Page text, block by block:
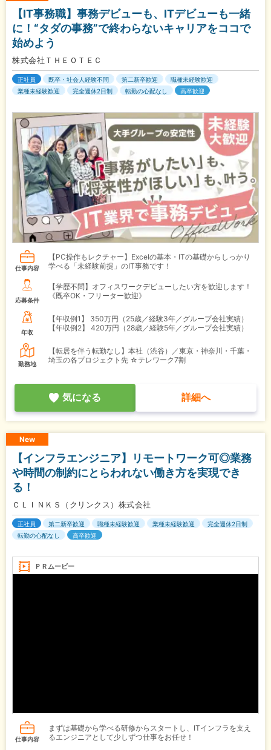
【IT事務職】事務デビューも、ITデビューも一緒
に！“タダの事務”で終わらないキャリアをココで
始めよう
株式会社ＴＨＥＯＴＥＣ
正社員 既卒・社会人経験不問 第二新卒歓迎
職種未経験歓迎
業種未経験歓迎
完全週休2日制 転勤の心配なし 高卒歓迎
仕事内容
【PC操作もレクチャー】Excelの基本・ITの基礎からしっかり
学べる「未経験前提」のIT事務です！
応募条件
【学歴不問】オフィスワークデビューしたい方を歓迎します！
《既卒OK・フリーター歓迎》
年収
【年収例1】
350万円（25歳／経験3年／グループ会社実績）
【年収例2】
420万円（28歳／経験5年／グループ会社実績）
勤務地
【転居を伴う転勤なし】本社（渋谷）／東京・神奈川・千葉・
埼玉の各プロジェクト先 ☆テレワーク7割
気になる 詳細へ
New
【インフラエンジニア】リモートワーク可◎業務
や時間の制約にとらわれない働き方を実現でき
る！
ＣＬＩＮＫＳ（クリンクス）株式会社
正社員 第二新卒歓迎 職種未経験歓迎 業種未経験歓迎
完全週休2日制
転勤の心配なし
高卒歓迎
ＰＲムービー
仕事内容
まずは基礎から学べる研修からスタートし、ITインフラを支え
るエンジニアとして少しずつ仕事をお任せ！